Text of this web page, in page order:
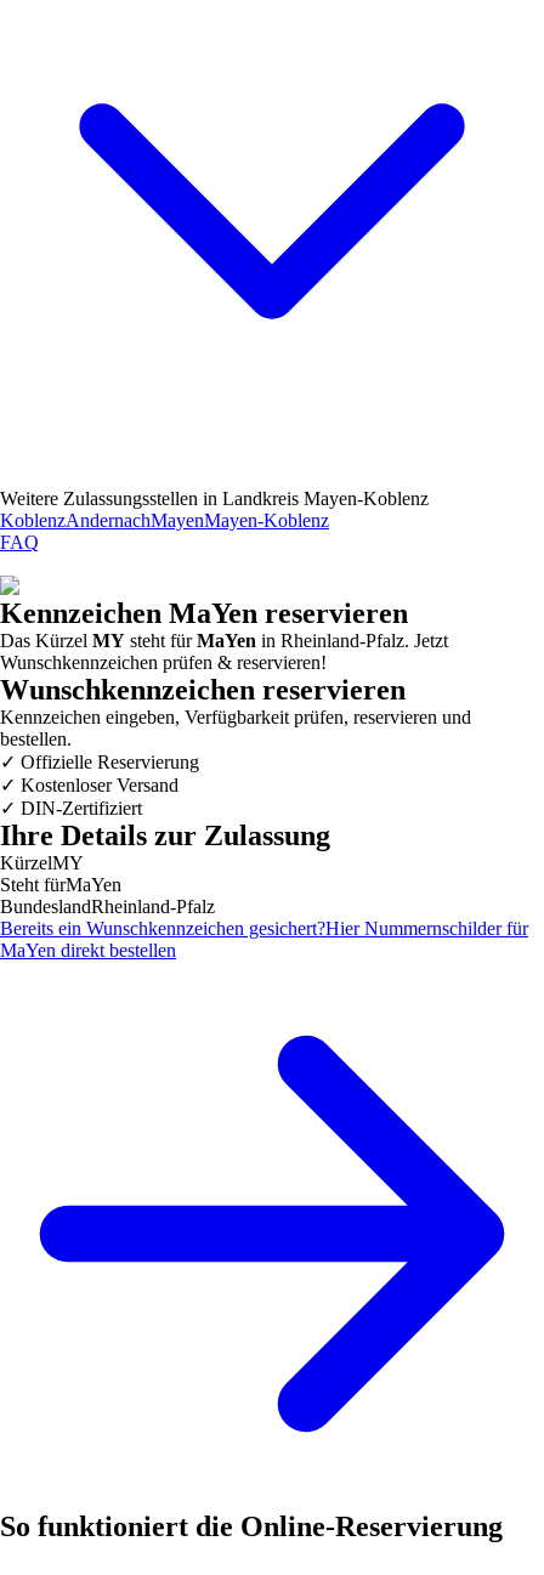
Weitere Zulassungsstellen in Landkreis Mayen-Koblenz
KoblenzAndernachMayenMayen-Koblenz
FAQ
Kennzeichen MaYen reservieren
Das Kürzel MY steht fürMaYen in Rheinland-Pfalz. Jetzt
Wunschkennzeichen prüfen & reservieren!
Wunschkennzeichen reservieren
Kennzeichen eingeben, Verfügbarkeit prüfen, reservieren und
bestellen.
✓ Offizielle Reservierung
✓ Kostenloser Versand
✓ DIN-Zertifiziert
Ihre Details zur Zulassung
KürzelMY
Steht fürMaYen
BundeslandRheinland-Pfalz
Bereits ein Wunschkennzeichen gesichert?Hier Nummernschilder für
MaYen direkt bestellen
So funktioniert die Online-Reservierung